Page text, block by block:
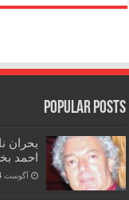
Popular Posts
بحران
احمد
آگوست 24, 2025